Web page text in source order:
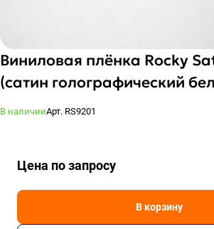
Виниловая плёнка Rocky
(сатин голографический
В наличииАрт. RS9201
Цена по запросу
В корзину